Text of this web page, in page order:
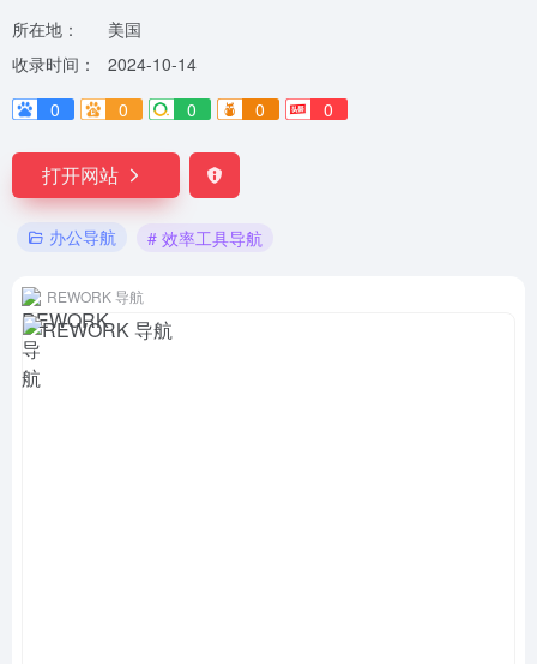
所在地：
美国
收录时间：
2024-10-14
0
0 0 0 0
打开网站
办公导航 # 效率工具导航
REWORK 导航